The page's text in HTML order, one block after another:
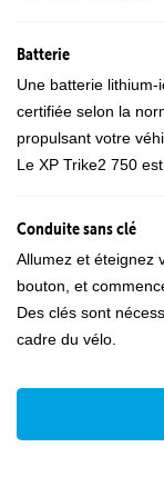
Batterie
Une batterie lithium-
certifiée selon la
propulsant votre
Le XP Trike2 750
Conduite sans clé
Allumez et éteignez
bouton, et
Des clés sont
cadre du vélo.